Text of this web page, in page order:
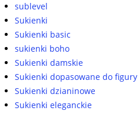
sublevel
Sukienki
Sukienki basic
sukienki boho
Sukienki damskie
Sukienki dopasowane do figury
Sukienki dzianinowe
Sukienki eleganckie